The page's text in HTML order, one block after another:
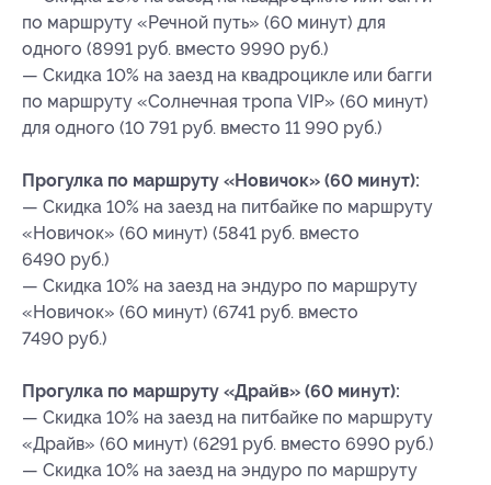
по маршруту «Речной путь» (60 минут) для
одного (8991 руб. вместо 9990 руб.)
— Скидка 10% на заезд на квадроцикле или багги
по маршруту «Солнечная тропа VIP» (60 минут)
для одного (10 791 руб. вместо 11 990 руб.)
Прогулка по маршруту «Новичок» (60 минут):
— Скидка 10% на заезд на питбайке по маршруту
«Новичок» (60 минут) (5841 руб. вместо
6490 руб.)
— Скидка 10% на заезд на эндуро по маршруту
«Новичок» (60 минут) (6741 руб. вместо
7490 руб.)
Прогулка по маршруту «Драйв» (60 минут):
— Скидка 10% на заезд на питбайке по маршруту
«Драйв» (60 минут) (6291 руб. вместо 6990 руб.)
— Скидка 10% на заезд на эндуро по маршруту